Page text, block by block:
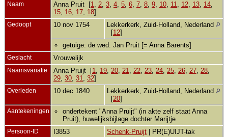
Naam Anna Pruit [1, 2, 3, 4, 5, 6, 7, 8, 9, 10, 11, 12, 13, 14,
15, 16, 17, 18]
Gedoopt 10 nov 1754
Lekkerkerk, Zuid-Holland, Nederland
[12]
getuige: de wed. Jan Pruit [= Anna Barents]
Geslacht Vrouwelijk
Naamsvariatie Anna Pruijt [1, 19, 20, 21, 22, 23, 24, 25, 26, 27, 28,
29, 30, 31, 32]
Overleden 10 dec 1840
Lekkerkerk, Zuid-Holland, Nederland
[20]
Aantekeningen
ondertekent "Anna Pruijt" (in akte zelf staat Anna
Pruit), huwelijksbijlage dochter Marijtje
Persoon-ID I3853 Schenk-Pruijt | PR(E)UIJT-tak